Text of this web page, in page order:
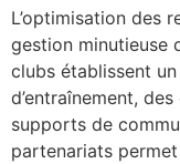
L’optimisation des
gestion minutieuse
clubs établissent
d’entraînement,
supports de
partenariats